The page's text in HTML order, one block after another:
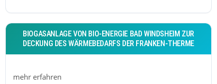
BIOGASANLAGE VON BIO-ENERGIE BAD WINDSHEIM ZUR
DECKUNG DES WÄRMEBEDARFS DER FRANKEN-THERME
mehr erfahren